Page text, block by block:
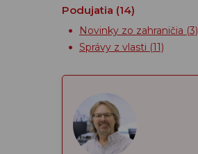
Podujatia (14)
Novinky zo zahraničia (3)
Správy z vlasti (11)